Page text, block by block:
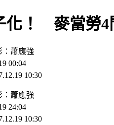
化！ 麥當勞4
：蕭應強
00:04
10:30
： 蕭應強
24:04
10:30